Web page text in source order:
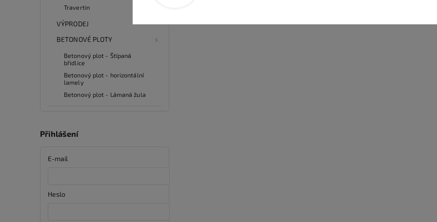
Travertin
VÝPRODEJ
BETONOVÉ PLOTY
Betonový plot - Štípaná
břidlice
Betonový plot - horizontální
lamely
Betonový plot - Lámaná žula
Přihlášení
E-mail
Heslo